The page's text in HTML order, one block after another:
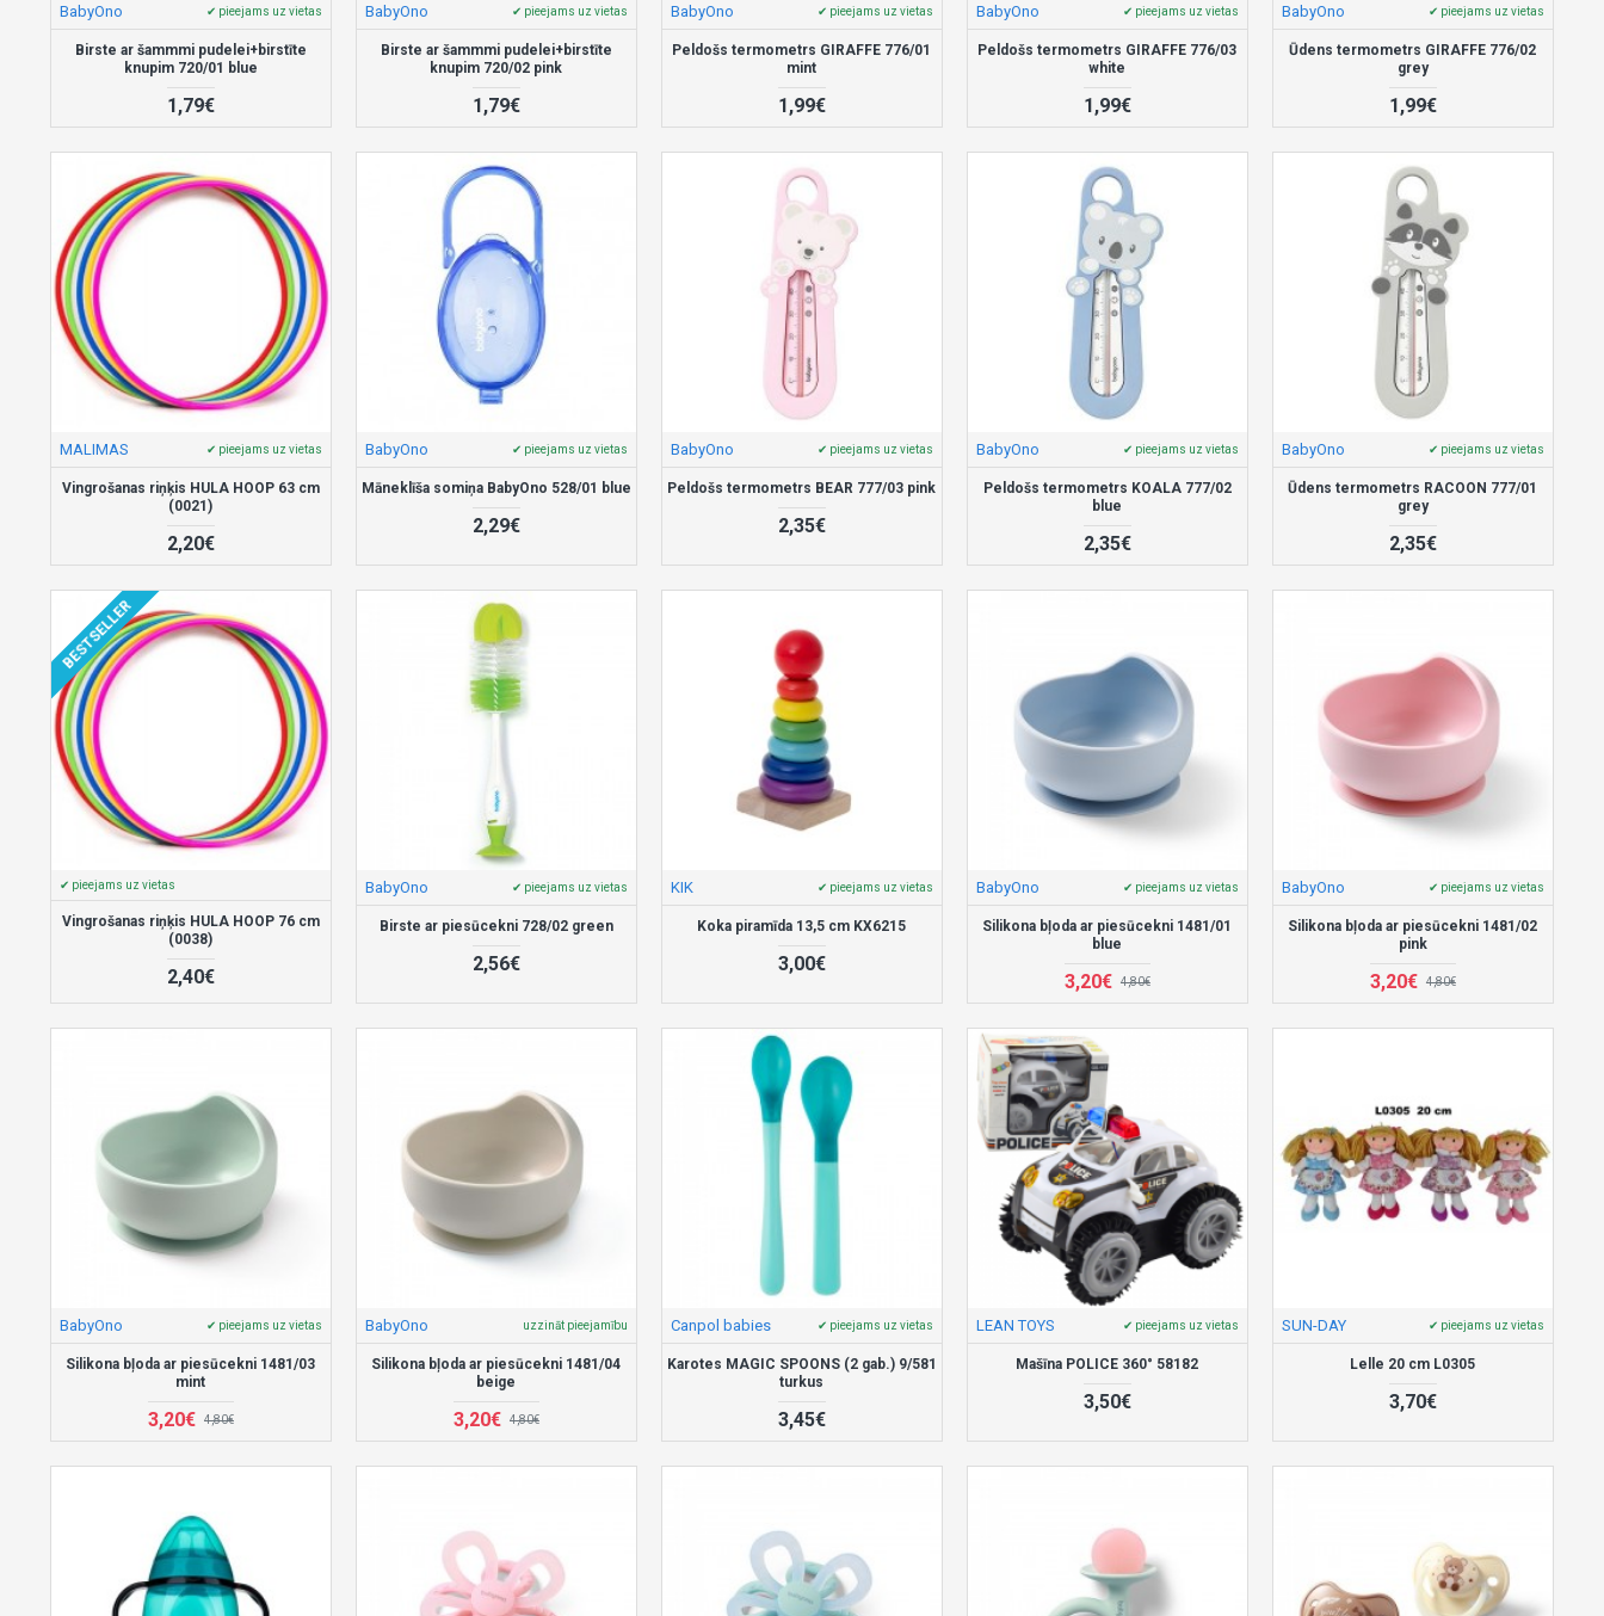
BabyOno ✔ pieejams uz vietas
Birste ar šammmi pudelei+birstīte
knupim 720/01 blue
1,79€
BabyOno ✔ pieejams uz vietas
Birste ar šammmi pudelei+birstīte
knupim 720/02 pink
1,79€
BabyOno ✔ pieejams uz vietas
Peldošs termometrs GIRAFFE 776/01
mint
1,99€
BabyOno ✔ pieejams uz vietas
Peldošs termometrs GIRAFFE 776/03
white
1,99€
BabyOno ✔ pieejams uz vietas
Ūdens termometrs GIRAFFE 776/02
grey
1,99€
MALIMAS ✔ pieejams uz vietas
Vingrošanas riņķis HULA HOOP 63 cm
(0021)
2,20€
BabyOno ✔ pieejams uz vietas
Māneklīša somiņa BabyOno 528/01 blue
2,29€
BabyOno ✔ pieejams uz vietas
Peldošs termometrs BEAR 777/03 pink
2,35€
BabyOno ✔ pieejams uz vietas
Peldošs termometrs KOALA 777/02
blue
2,35€
BabyOno ✔ pieejams uz vietas
Ūdens termometrs RACOON 777/01
grey
2,35€
BESTSELLER
✔ pieejams uz vietas
Vingrošanas riņķis HULA HOOP 76 cm
(0038)
2,40€
BabyOno ✔ pieejams uz vietas
Birste ar piesūcekni 728/02 green
2,56€
KIK ✔ pieejams uz vietas
Koka piramīda 13,5 cm KX6215
3,00€
BabyOno ✔ pieejams uz vietas
Silikona bļoda ar piesūcekni 1481/01
blue
3,20€ 4,80€
BabyOno ✔ pieejams uz vietas
Silikona bļoda ar piesūcekni 1481/02
pink
3,20€ 4,80€
BabyOno ✔ pieejams uz vietas
Silikona bļoda ar piesūcekni 1481/03
mint
3,20€ 4,80€
BabyOno uzzināt pieejamību
Silikona bļoda ar piesūcekni 1481/04
beige
3,20€ 4,80€
Canpol babies ✔ pieejams uz vietas
Karotes MAGIC SPOONS (2 gab.) 9/581
turkus
3,45€
LEAN TOYS ✔ pieejams uz vietas
Mašīna POLICE 360° 58182
3,50€
SUN-DAY ✔ pieejams uz vietas
Lelle 20 cm L0305
3,70€